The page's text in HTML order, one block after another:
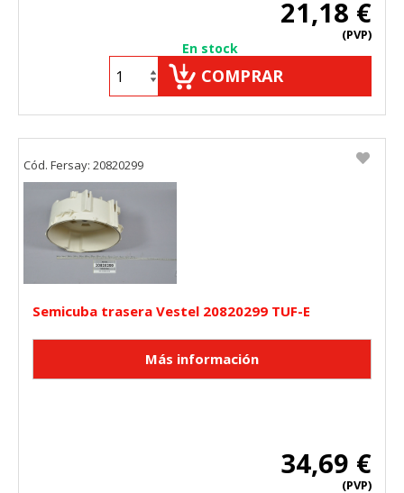
21,18 €
(PVP)
En stock
COMPRAR
Semicuba trasera Vestel 20820299 TUF-E
34,69 €
(PVP)
Cód. Fersay: 20820299